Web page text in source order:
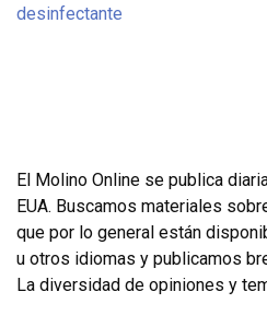
El Molino Online se publica
EUA. Buscamos materiales
que por lo general están
u otros idiomas y publicamos
La diversidad de opiniones y